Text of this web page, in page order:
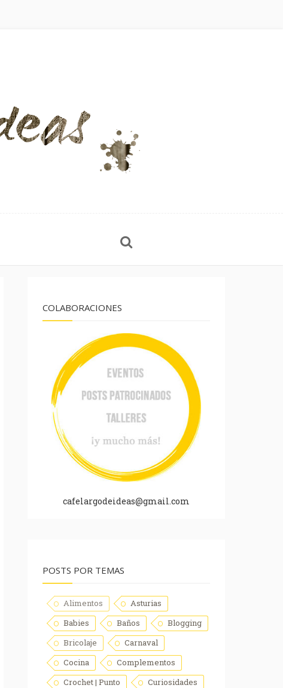
COLABORACIONES
cafelargodeideas@gmail.com
POSTS POR TEMAS
Alimentos
Asturias
Babies
Baños
Blogging
Bricolaje
Carnaval
Cocina
Complementos
Crochet | Punto
Curiosidades